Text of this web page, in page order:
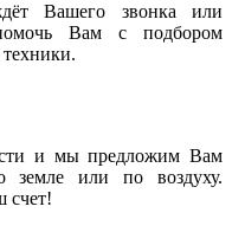
Вашего звонка или
Вам с подбором
и мы предложим Вам
земле или по воздуху.
счет!